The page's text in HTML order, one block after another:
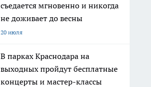
съедается мгновенно и никогда
не доживает до весны
20 июля
В парках Краснодара на
выходных пройдут бесплатные
концерты и мастер-классы